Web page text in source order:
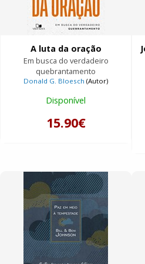
A luta da oração
Em busca do verdadeiro
quebrantamento
Donald G. Bloesch (Autor)
Disponível
15.90€